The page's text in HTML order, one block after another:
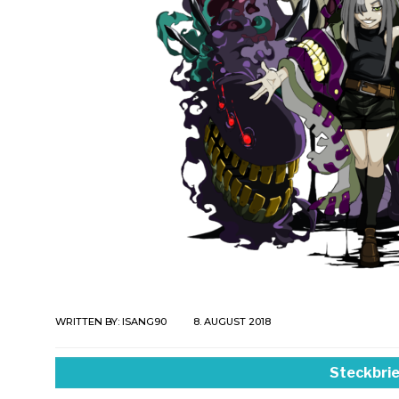
WRITTEN BY: ISANG90 8. AUGUST 2018